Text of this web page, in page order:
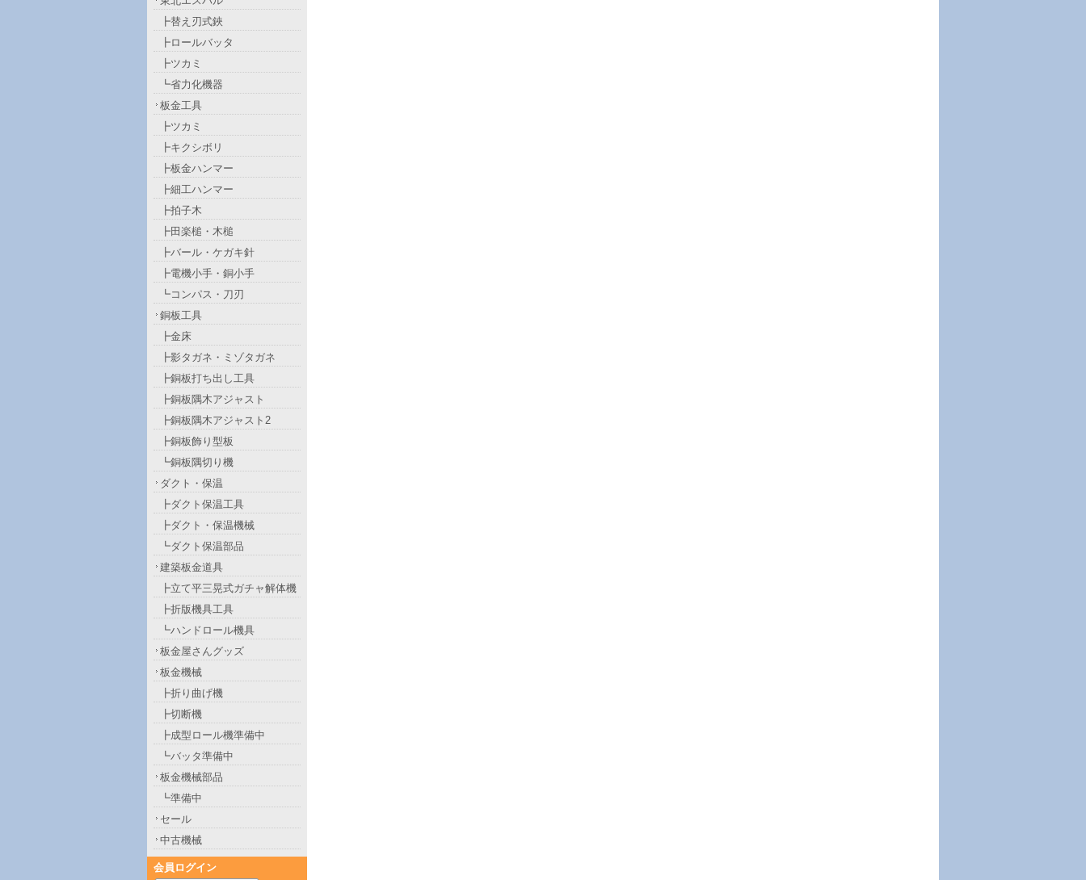
┣替え刃式鋏
┣ロールバッタ
┣ツカミ
┗省力化機器
板金工具
┣ツカミ
┣キクシボリ
┣板金ハンマー
┣細工ハンマー
┣拍子木
┣田楽槌・木槌
┣バール・ケガキ針
┣電機小手・銅小手
┗コンパス・刀刃
銅板工具
┣金床
┣影タガネ・ミゾタガネ
┣銅板打ち出し工具
┣銅板隅木アジャスト
┣銅板隅木アジャスト2
┣銅板飾り型板
┗銅板隅切り機
ダクト・保温
┣ダクト保温工具
┣ダクト・保温機械
┗ダクト保温部品
建築板金道具
┣立て平三晃式ガチャ解体機
┣折版機具工具
┗ハンドロール機具
板金屋さんグッズ
板金機械
┣折り曲げ機
┣切断機
┣成型ロール機準備中
┗バッタ準備中
板金機械部品
┗準備中
セール
中古機械
会員ログイン